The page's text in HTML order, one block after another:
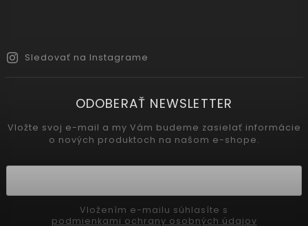
Sledovať na Instagrame
ODOBERAŤ NEWSLETTER
Vložte svoj e-mail a my Vám budeme zasielať informácie
o nových produktoch na našom e-shope.
podmienkami ochrany osobných údajov